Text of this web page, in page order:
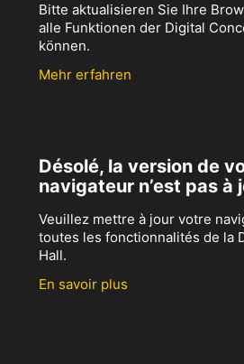
Bitte aktualisieren Sie Ihre
alle Funktionen der Digital
können.
Mehr erfahren
Désolé, la version de
navigateur n’est pas à
Veuillez mettre à jour votre
toutes les fonctionnalités de la
Hall.
En savoir plus